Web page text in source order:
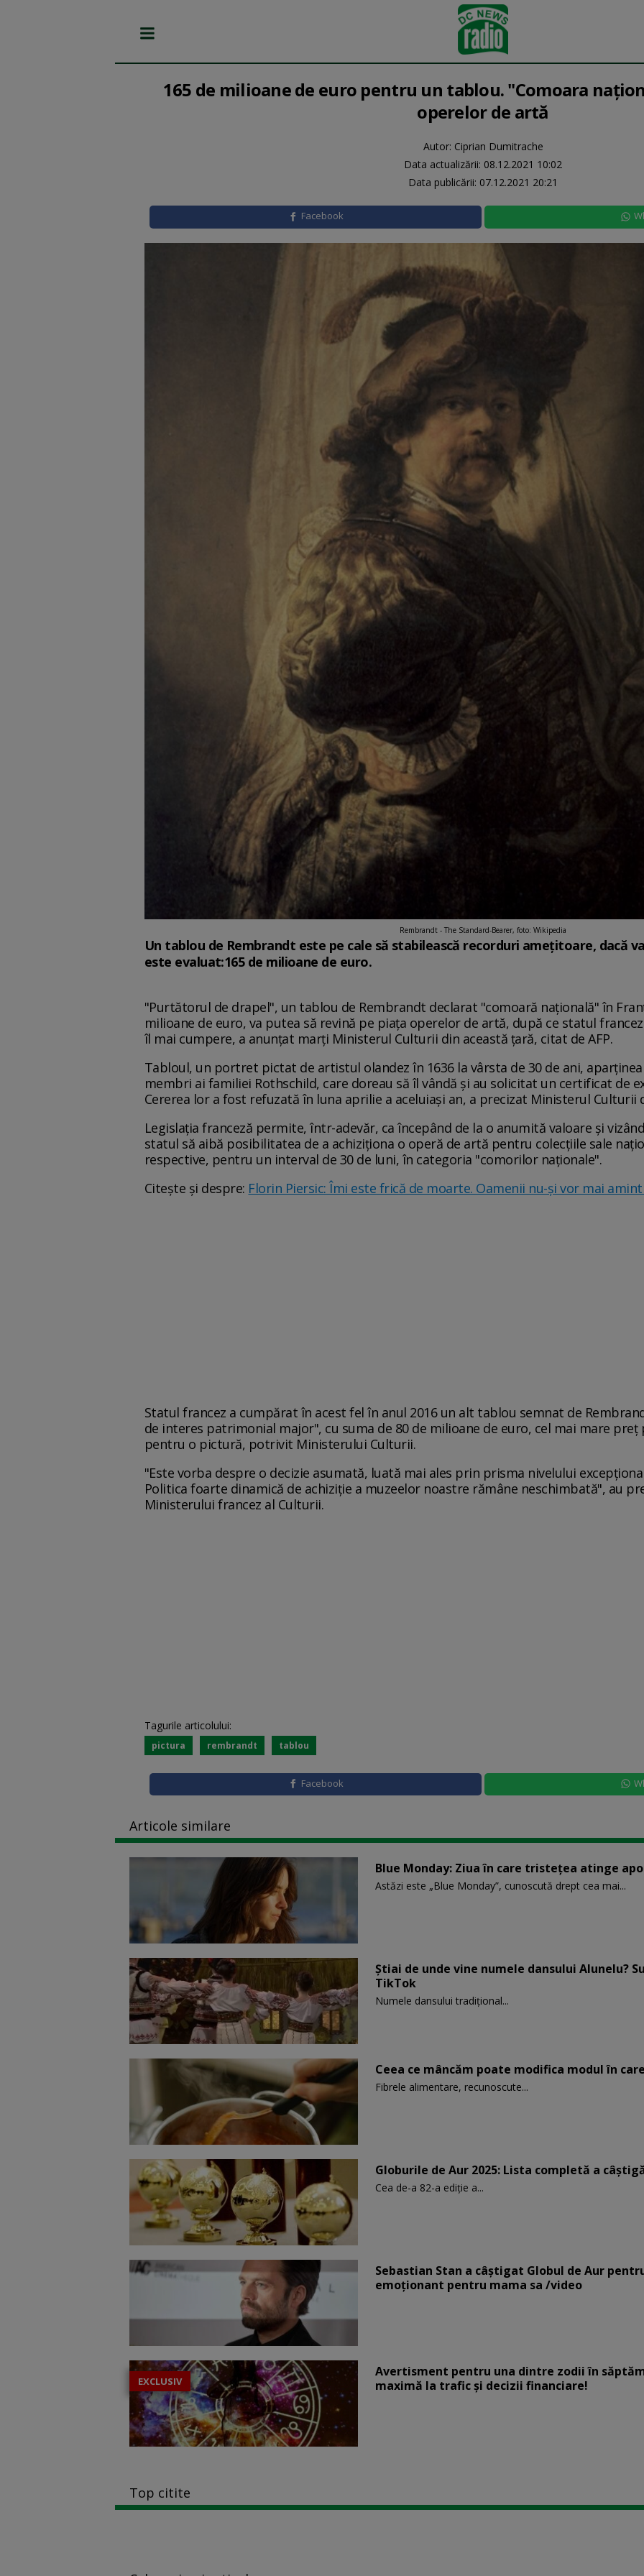
165 de milioane de euro pentru un tablou. "Comoara
operelor de artă
Autor: Ciprian Dumitrache
Data actualizării: 08.12.2021 10:02
Data publicării: 07.12.2021 20:21
Facebook
Rembrandt - The Standard-Bearer, foto: Wikipedia
Un tablou de Rembrandt este pe cale să stabilească recorduri amețitoare, dacă
este evaluat:165 de milioane de euro.
"Purtătorul de drapel", un tablou de Rembrandt declarat "comoară naţională" în
milioane de euro, va putea să revină pe piaţa operelor de artă, după ce statul
îl mai cumpere, a anunţat marţi Ministerul Culturii din această ţară, citat de AFP.
Tabloul, un portret pictat de artistul olandez în 1636 la vârsta de 30 de ani,
membri ai familiei Rothschild, care doreau să îl vândă şi au solicitat un certificat de
Cererea lor a fost refuzată în luna aprilie a aceluiaşi an, a precizat Ministerul Culturii
Legislaţia franceză permite, într-adevăr, ca începând de la o anumită valoare şi
statul să aibă posibilitatea de a achiziţiona o operă de artă pentru colecţiile sale
respective, pentru un interval de 30 de luni, în categoria "comorilor naţionale".
Citește și despre: Florin Piersic: Îmi este frică de moarte. Oamenii nu-şi vor mai
Statul francez a cumpărat în acest fel în anul 2016 un alt tablou semnat de
de interes patrimonial major", cu suma de 80 de milioane de euro, cel mai mare
pentru o pictură, potrivit Ministerului Culturii.
"Este vorba despre o decizie asumată, luată mai ales prin prisma nivelului
Politica foarte dinamică de achiziţie a muzeelor noastre rămâne neschimbată", au
Ministerului francez al Culturii.
Tagurile articolului:
pictura rembrandt tablou
Facebook
Articole similare
Blue Monday: Ziua în care tristețea atinge
Astăzi este „Blue Monday”, cunoscută drept cea mai...
Știai de unde vine numele dansului Alunelu?
TikTok
Numele dansului tradițional...
Ceea ce mâncăm poate modifica modul în
Fibrele alimentare, recunoscute...
Globurile de Aur 2025: Lista completă a
Cea de-a 82-a ediție a...
Sebastian Stan a câștigat Globul de Aur
emoționant pentru mama sa /video
EXCLUSIV
Avertisment pentru una dintre zodii în
maximă la trafic și decizii financiare!
Top citite